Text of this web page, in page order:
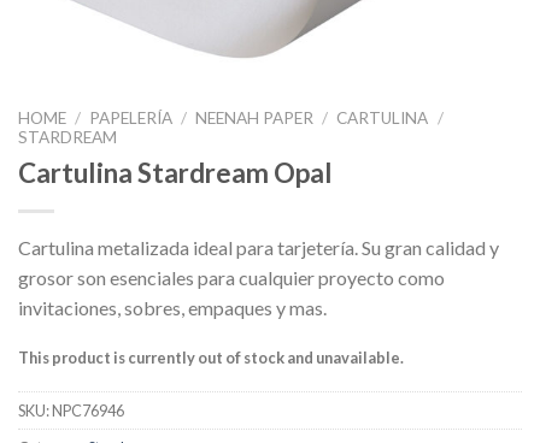
HOME / PAPELERÍA / NEENAH PAPER / CARTULINA /
STARDREAM
Cartulina Stardream Opal
Cartulina metalizada ideal para tarjetería. Su gran calidad y
grosor son esenciales para cualquier proyecto como
invitaciones, sobres, empaques y mas.
This product is currently out of stock and unavailable.
SKU:NPC76946